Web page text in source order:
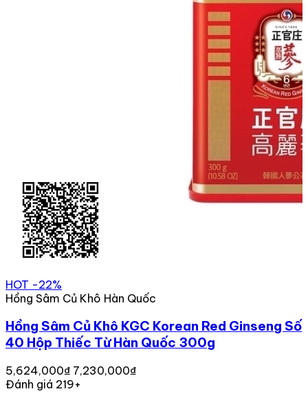
HOT -22%
Hồng Sâm Củ Khô Hàn Quốc
Hồng Sâm Củ Khô KGC Korean Red Ginseng Số
40 Hộp Thiếc Từ Hàn Quốc 300g
5,624,000₫ 7,230,000₫
Đánh giá 219+